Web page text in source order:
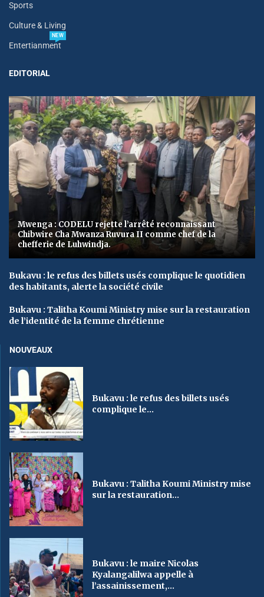
Sports
Culture & Living
Entertianment
NEW
EDITORIAL
Mwenga : CODELU rejette l’arrêté reconnaissant
Chibwire Cha Mwanza Ruvura II comme chef de la
chefferie de Luhwindja.
Bukavu : le refus des billets usés complique le quotidien
des habitants, alerte la société civile
Bukavu : Talitha Koumi Ministry mise sur la restauration
de l’identité de la femme chrétienne
NOUVEAUX
Bukavu : le refus des billets usés
complique le...
Bukavu : Talitha Koumi Ministry mise
sur la restauration...
Bukavu : le maire Nicolas
Kyalangalilwa appelle à
l’assainissement,...